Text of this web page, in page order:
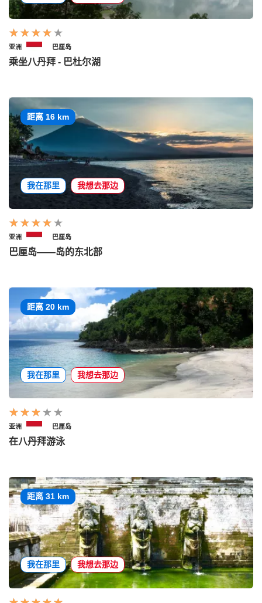
亚洲 巴厘岛
乘坐八丹拜 - 巴杜尔湖
距离 16 km
我在那里 我想去那边
亚洲 巴厘岛
巴厘岛——岛的东北部
距离 20 km
我在那里 我想去那边
亚洲 巴厘岛
在八丹拜游泳
距离 31 km
我在那里 我想去那边